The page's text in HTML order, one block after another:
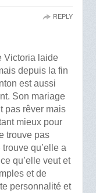
Victoria laide
depuis la fin
est aussi
Son mariage
pas rêver mais
mieux pour
trouve pas
qu’elle a
qu’elle veut et
et de
personnalité et
REPLY